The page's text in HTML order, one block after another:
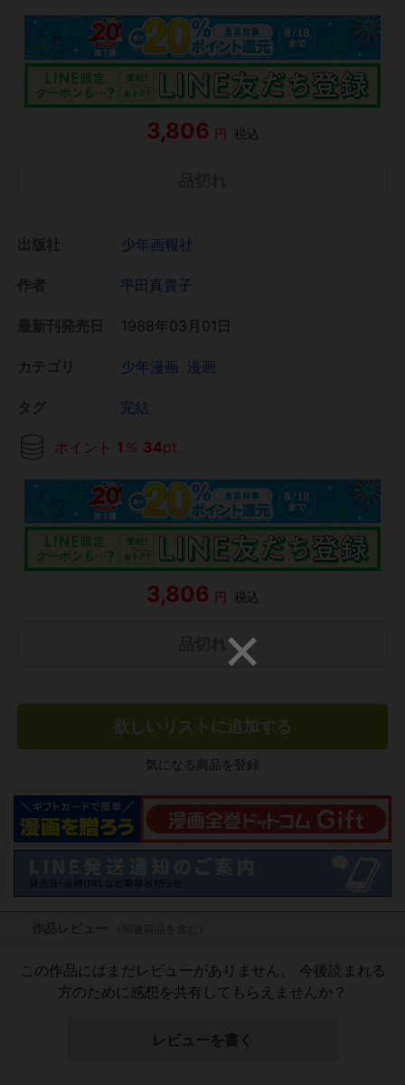
3,806 円 税込
少年画報社
平田真貴子
1988年03月01日
少年漫画 漫画
完結
ポイント 1 ％ 34pt
3,806 円 税込
欲しいリストに追加する
気になる商品を登録
この作品にはまだレビューがありません。 今後読まれる
方のために感想を共有してもらえませんか？
レビューを書く